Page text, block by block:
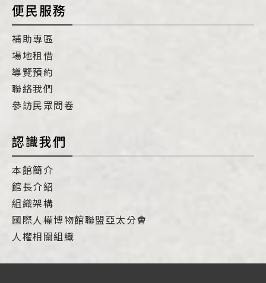
便民服務
補助專區
場地租借
導覽預約
聯絡我們
參訪民眾問卷
認識我們
本館簡介
館長介紹
組織架構
國際人權博物館聯盟亞太分會
人權相關組織